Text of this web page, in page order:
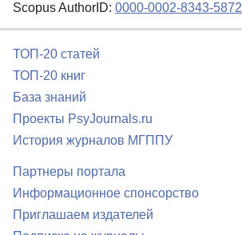
Scopus AuthorID: 0000-0002-8343-5872
ТОП-20 статей
ТОП-20 книг
База знаний
Проекты PsyJournals.ru
История журналов МГППУ
Партнеры портала
Информационное спонсорство
Приглашаем издателей